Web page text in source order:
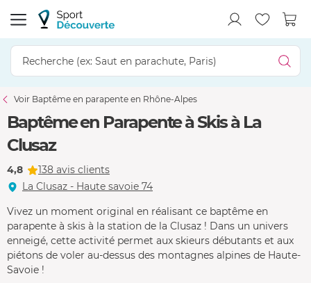
Voir Baptême en parapente en Rhône-Alpes
Baptême en Parapente à Skis à La
Clusaz
4,8
138 avis clients
La Clusaz - Haute savoie 74
Vivez un moment original en réalisant ce baptême en
parapente à skis à la station de la Clusaz ! Dans un univers
enneigé, cette activité permet aux skieurs débutants et aux
piétons de voler au-dessus des montagnes alpines de Haute-
Savoie !